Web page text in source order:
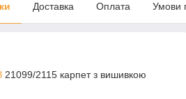
Доставка Оплата Умови
21099/2115 карпет з вишивкою